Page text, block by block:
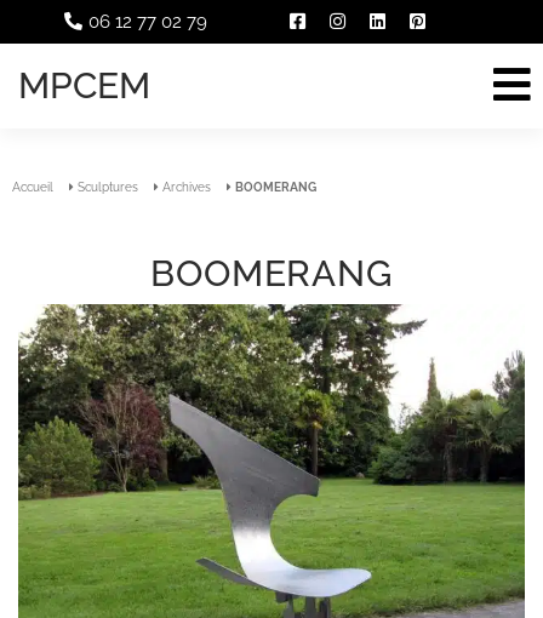
06 12 77 02 79
MPCEM
Accueil Sculptures Archives BOOMERANG
BOOMERANG